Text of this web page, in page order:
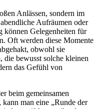
Anlässen, sondern im
Aufräumen oder
können Gelegenheiten für
Oft werden diese Momente
obwohl sie
bewusst solche kleinen
das Gefühl von
beim gemeinsamen
man eine „Runde der